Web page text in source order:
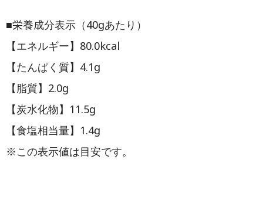
■栄養成分表示（40gあたり）
【エネルギー】80.0kcal
【たんぱく質】4.1g
【脂質】2.0g
【炭水化物】11.5g
【食塩相当量】1.4g
※この表示値は目安です。